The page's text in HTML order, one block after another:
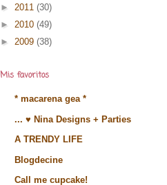
► 2011 (30)
► 2010 (49)
► 2009 (38)
Mis favoritos
* macarena gea *
... ♥ Nina Designs + Parties
A TRENDY LIFE
Blogdecine
Call me cupcake!